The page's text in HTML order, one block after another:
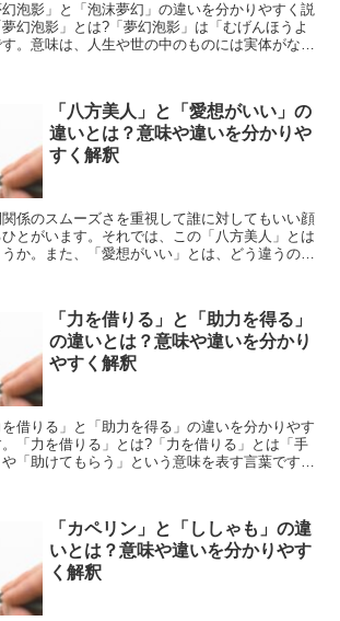
泡影」と「泡沫夢幻」の違いを分かりやすく説
幻泡影」とは?「夢幻泡影」は「むげんほうよ
。意味は、人生や世の中のものには実体がなく
「八方美人」と「愛想がいい」の
違いとは？意味や違いを分かりや
すく解釈
係のスムーズさを重視して誰に対してもいい顔
とがいます。それでは、この「八方美人」とは
か。また、「愛想がいい」とは、どう違うので
「力を借りる」と「助力を得る」
の違いとは？意味や違いを分かり
やすく解釈
借りる」と「助力を得る」の違いを分かりやす
「力を借りる」とは?「力を借りる」とは「手
「助けてもらう」という意味を表す言葉です。
「カペリン」と「ししゃも」の違
いとは？意味や違いを分かりやす
く解釈